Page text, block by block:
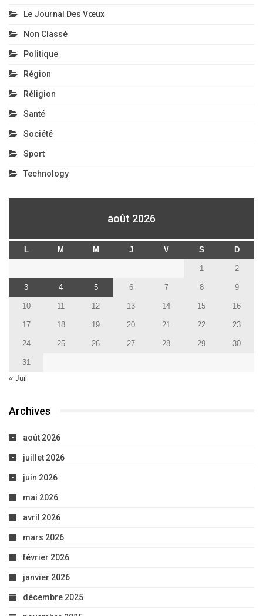
Le Journal Des Vœux
Non Classé
Politique
Région
Réligion
Santé
Société
Sport
Technology
août 2026
L M M J V S D
1 2
3 4 5 6 7 8 9
10 11 12 13 14 15 16
17 18 19 20 21 22 23
24 25 26 27 28 29 30
31
« Juil
Archives
août 2026
juillet 2026
juin 2026
mai 2026
avril 2026
mars 2026
février 2026
janvier 2026
décembre 2025